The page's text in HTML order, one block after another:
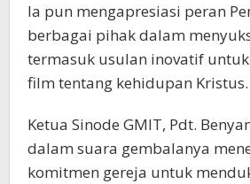
Ia pun mengapresiasi peran
berbagai pihak dalam
termasuk usulan inovatif
film tentang kehidupan Kristus.
Ketua Sinode GMIT, Pdt.
dalam suara gembalanya
komitmen gereja untuk